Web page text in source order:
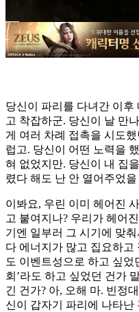
당신이 파리를 다녀간 이후
고 착잡하군. 당신이 날 만
게 여러 차례 접촉을 시도
럽고. 당신이 어떤 노력을
혀 없었지만. 당신이 내 집
렸다 해도 난 안 열어주었을
이봐요, 우린 이미 헤어진
고 붙여지나? 우리가 헤어
기엔 일부러 그 시기에 맞
다 에너지가 많고 집요하
도 이벤트성으로 하고 싶었
회’라도 하고 싶었던 건가
긴 건가? 아, 오해 마. 빈정
신이 갑자기 파리에 나타난